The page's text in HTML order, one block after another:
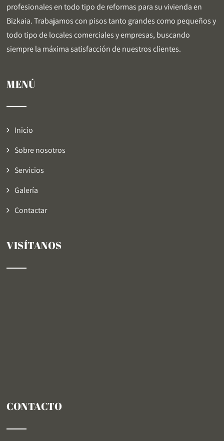
profesionales en todo tipo de reformas para su vivienda en
Bizkaia. Trabajamos con pisos tanto grandes como pequeños y
todo tipo de locales comerciales y empresas, buscando
siempre la máxima satisfacción de nuestros clientes.
MENÚ
Inicio
Sobre nosotros
Servicios
Galería
Contactar
VISÍTANOS
CONTACTO